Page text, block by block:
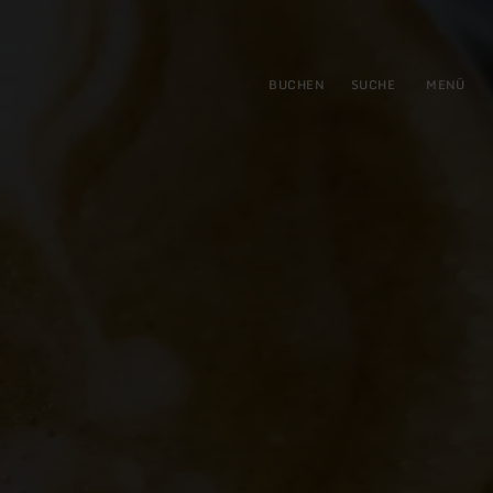
BUCHEN SUCHE MENÜ